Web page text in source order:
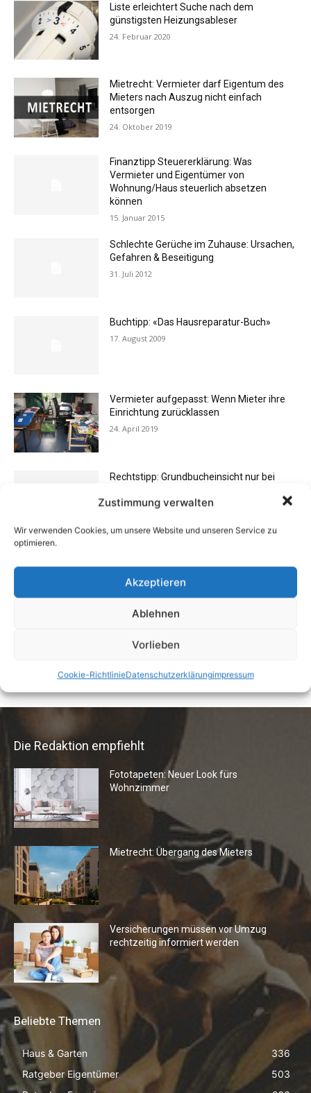
Zustimmung verwalten
Wir verwenden Cookies, um unsere Website und unseren Service zu
optimieren.
Akzeptieren
Ablehnen
Vorlieben
Cookie-RichtlinieDatenschutzerklärungimpressum
Liste erleichtert Suche nach dem
günstigsten Heizungsableser
24. Februar 2020
Mietrecht: Vermieter darf Eigentum des
Mieters nach Auszug nicht einfach
entsorgen
24. Oktober 2019
Finanztipp Steuererklärung: Was
Vermieter und Eigentümer von
Wohnung/Haus steuerlich absetzen
können
15. Januar 2015
Schlechte Gerüche im Zuhause: Ursachen,
Gefahren & Beseitigung
31. Juli 2012
Buchtipp: «Das Hausreparatur-Buch»
17. August 2009
Vermieter aufgepasst: Wenn Mieter ihre
Einrichtung zurücklassen
24. April 2019
Rechtstipp: Grundbucheinsicht nur bei
13. Oktober 2016
Kommunikationswege
7. Juli 2026
13. Januar 2021
Die Redaktion empfiehlt
Fototapeten: Neuer Look fürs
Wohnzimmer
Mietrecht: Übergang des Mieters
Versicherungen müssen vor Umzug
rechtzeitig informiert werden
Beliebte Themen
Haus & Garten
336
Ratgeber Eigentümer
503